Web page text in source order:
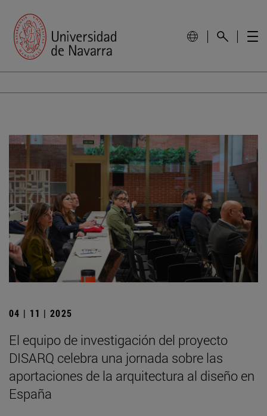
04 | 11 | 2025
El equipo de investigación del proyecto
DISARQ celebra una jornada sobre las
aportaciones de la arquitectura al diseño en
España